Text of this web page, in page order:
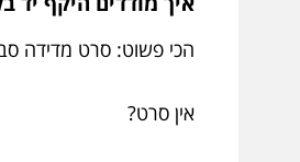
הכי פשוט: סרט מדידה
אין סרט?